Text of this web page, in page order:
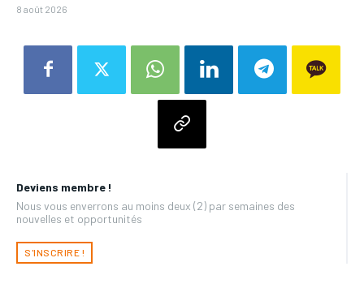
Deviens membre !
Nous vous enverrons au moins deux (2) par semaines des
nouvelles et opportunités
S'INSCRIRE !
8 août 2026